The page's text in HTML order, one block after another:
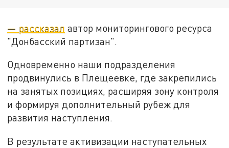
— рассказал автор мониторингового ресурса
"Донбасский партизан".
Одновременно наши подразделения
продвинулись в Плещеевке, где закрепились
на занятых позициях, расширяя зону контроля
и формируя дополнительный рубеж для
развития наступления.
В результате активизации наступательных